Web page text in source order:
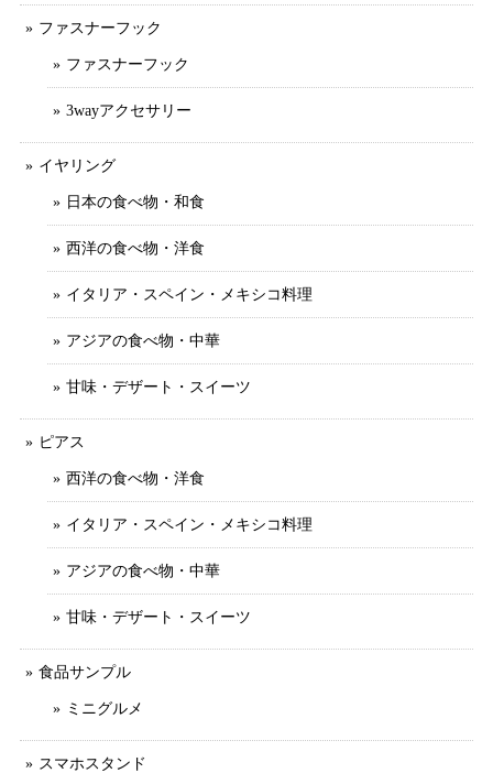
ファスナーフック
ファスナーフック
3wayアクセサリー
イヤリング
日本の食べ物・和食
西洋の食べ物・洋食
イタリア・スペイン・メキシコ料理
アジアの食べ物・中華
甘味・デザート・スイーツ
ピアス
西洋の食べ物・洋食
イタリア・スペイン・メキシコ料理
アジアの食べ物・中華
甘味・デザート・スイーツ
食品サンプル
ミニグルメ
スマホスタンド